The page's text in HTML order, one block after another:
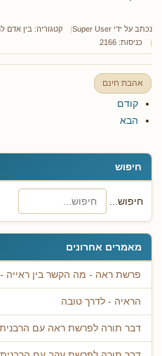
חיפוש
חיפוש...
מאמרים אחרונים
פרשת ראה - מה הקשר בין ראייה
הראיה - לדרך טובה
דבר תורה לפרשת ראה עם הרבנית
נכתב על ידי Super User קטגוריה: בין אדם
כניסות: 2166
אהבת חינם
קודם
הבא